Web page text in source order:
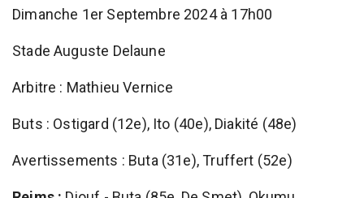
Dimanche 1er Septembre 2024 à 17h00
Stade Auguste Delaune
Arbitre : Mathieu Vernice
Buts : Ostigard (12e), Ito (40e), Diakité (48e)
Avertissements : Buta (31e), Truffert (52e)